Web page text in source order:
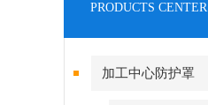
PRODUCTS CENTER
加工中心防护罩